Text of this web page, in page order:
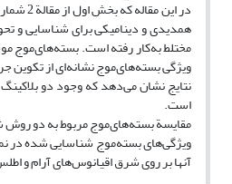
مختلط به‌کار رفته است. بسته‌های‌موج
ویژگی بسته‌های‌موج نشانه‌ای از تکوین
نتایج نشان می‌دهد که وجود دو
است.
مقایسة بسته‌های‌موج مربوط به دو روش
ویژگی‌های بسته‌موج شناسایی شده در
آنها بر روی شرق اقیانوس‌های آرام و